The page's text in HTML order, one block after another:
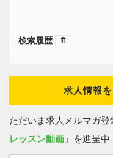
検索履歴
求人情報
ただいま求人メルマガ登
レッスン動画 」を進呈中